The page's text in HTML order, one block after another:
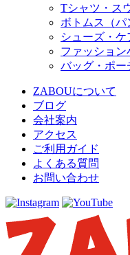
Tシャツ・ス
ボトムス（パ
シューズ・ケ
ファッション
バッグ・ポー
ZABOUについて
ブログ
会社案内
アクセス
ご利用ガイド
よくある質問
お問い合わせ